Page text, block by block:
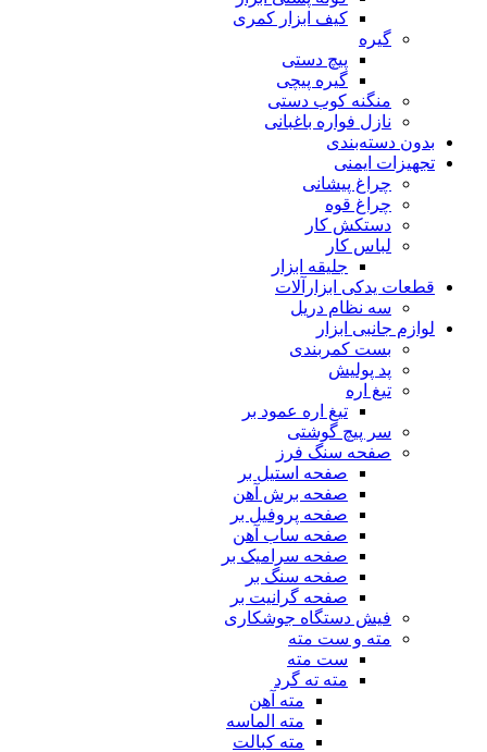
کیف ابزار کمری
گیره
پیچ دستی
گیره پیچی
منگنه کوب دستی
نازل فواره باغبانی
بدون دسته‌بندی
تجهیزات ایمنی
چراغ پیشانی
چراغ قوه
دستکش کار
لباس کار
جلیقه ابزار
قطعات یدکی ابزارآلات
سه نظام دریل
لوازم جانبی ابزار
بست کمربندی
پد پولیش
تیغ اره
تیغ اره عمود بر
سر پیچ گوشتی
صفحه سنگ فرز
صفحه استیل بر
صفحه برش آهن
صفحه پروفیل بر
صفحه ساب آهن
صفحه سرامیک بر
صفحه سنگ بر
صفحه گرانیت بر
فیش دستگاه جوشکاری
مته و ست مته
ست مته
مته ته گرد
مته آهن
مته الماسه
مته کبالت